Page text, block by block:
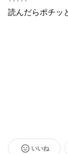
読んだらポチッ
いいね